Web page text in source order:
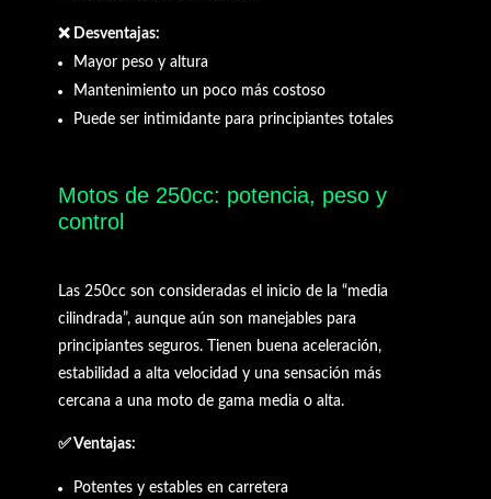
❌ Desventajas:
Mayor peso y altura
Mantenimiento un poco más costoso
Puede ser intimidante para principiantes totales
Motos de 250cc: potencia, peso y
control
Las 250cc son consideradas el inicio de la “media
cilindrada”, aunque aún son manejables para
principiantes seguros. Tienen buena aceleración,
estabilidad a alta velocidad y una sensación más
cercana a una moto de gama media o alta.
✅ Ventajas:
Potentes y estables en carretera